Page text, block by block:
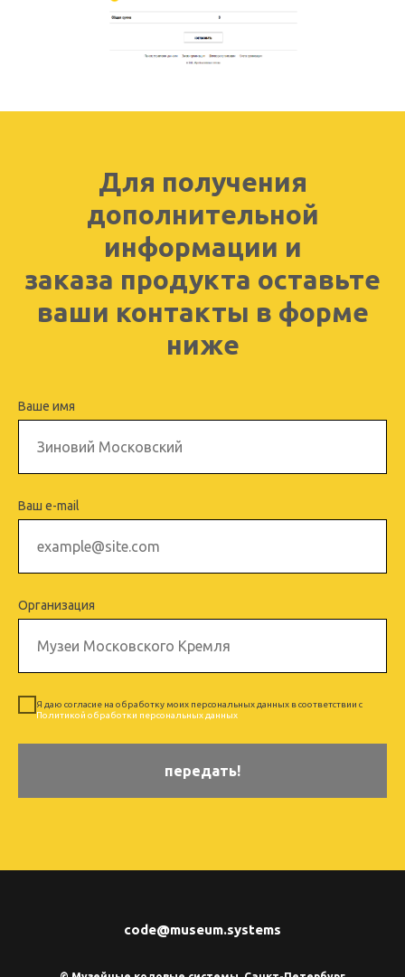
Для получения
дополнительной
информации и
заказа продукта оставьте
ваши контакты в форме
ниже
Ваше имя
Ваш e-mail
Организация
Я даю согласие на обработку моих персональных данных в соответствии с
Политикой обработки персональных данных
передать!
code@museum.systems